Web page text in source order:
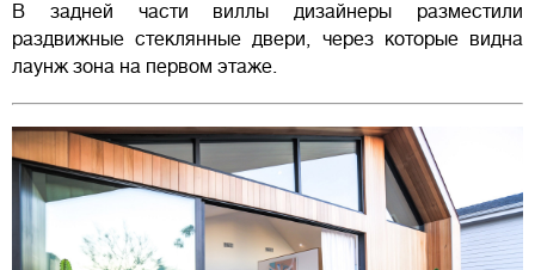
В задней части виллы дизайнеры разместили
раздвижные стеклянные двери, через которые видна
лаунж зона на первом этаже.